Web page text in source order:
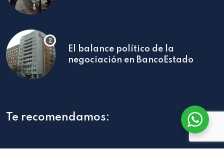
El balance político de la
negociación en BancoEstado
Te recomendamos: